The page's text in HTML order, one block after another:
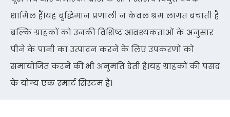
शामिल हैं।यह बुद्धिमान प्रणाली न केवल श्रम लागत बचाती है
बल्कि ग्राहकों को उनकी विशिष्ट आवश्यकताओं के अनुसार
पीने के पानी का उत्पादन करने के लिए उपकरणों को
समायोजित करने की भी अनुमति देती है।यह ग्राहकों की पसंद
के योग्य एक स्मार्ट सिस्टम है।